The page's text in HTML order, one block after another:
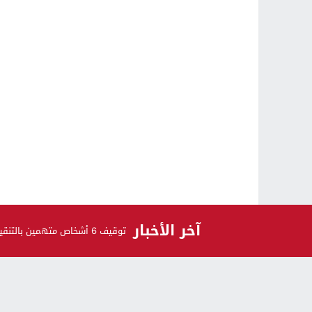
آخر الأخبار توقيف 6 أشخاص متهمين بالتنقيب غير القانوني على الكنوز